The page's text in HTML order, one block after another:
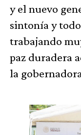
y el nuevo
sintonía y
trabajando
paz duradera
la